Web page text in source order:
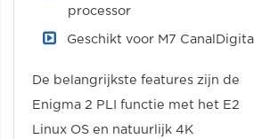
processor
Geschikt voor M7
De belangrijkste features zijn de
Enigma 2 PLI functie met het E2
Linux OS en natuurlijk 4K